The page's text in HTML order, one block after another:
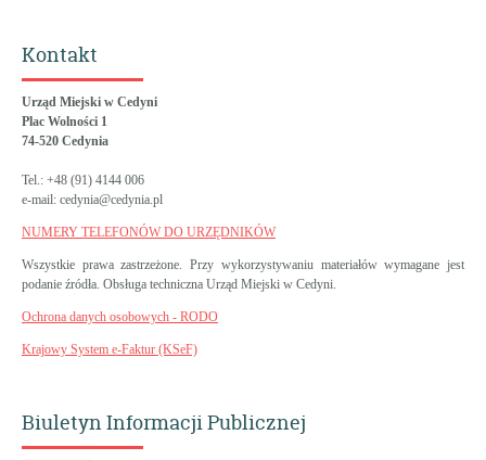
Kontakt
Urząd Miejski w Cedyni
Plac Wolności 1
74-520 Cedynia
Tel.: +48 (91) 4144 006
e-mail: cedynia@cedynia.pl
NUMERY TELEFONÓW DO URZĘDNIKÓW
Wszystkie prawa zastrzeżone. Przy wykorzystywaniu materiałów wymagane jest
podanie źródła. Obsługa techniczna Urząd Miejski w Cedyni.
Ochrona danych osobowych - RODO
Krajowy System e-Faktur (KSeF)
Biuletyn Informacji Publicznej